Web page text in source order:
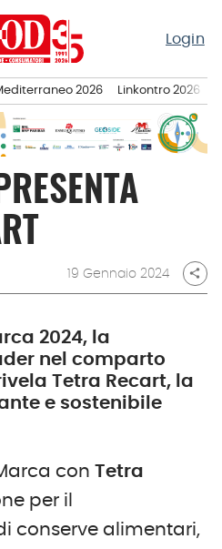
Login
2026 Linkontro 2026
19 Gennaio 2024 share
2024, la
nel comparto
Tetra Recart, la
e sostenibile
con Tetra
per il
conserve alimentari,